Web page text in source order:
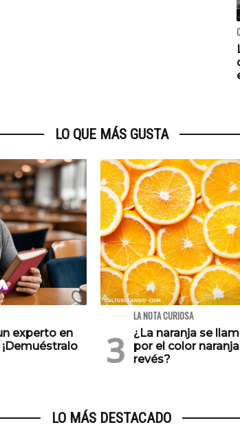
LO QUE MÁS GUSTA
experto en
LA NOTA CURIOSA
¿La naranja se
por el color
revés?
LO MÁS DESTACADO